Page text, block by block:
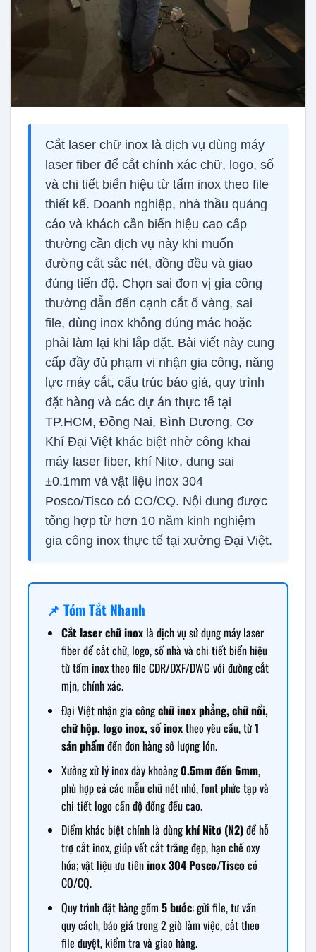
Cắt laser chữ inox là dịch vụ dùng máy
laser fiber để cắt chính xác chữ, logo, số
và chi tiết biển hiệu từ tấm inox theo file
thiết kế. Doanh nghiệp, nhà thầu quảng
cáo và khách cần biển hiệu cao cấp
thường cần dịch vụ này khi muốn
đường cắt sắc nét, đồng đều và giao
đúng tiến độ. Chọn sai đơn vị gia công
thường dẫn đến cạnh cắt ố vàng, sai
file, dùng inox không đúng mác hoặc
phải làm lại khi lắp đặt. Bài viết này cung
cấp đầy đủ phạm vi nhận gia công, năng
lực máy cắt, cấu trúc báo giá, quy trình
đặt hàng và các dự án thực tế tại
TP.HCM, Đồng Nai, Bình Dương. Cơ
Khí Đại Việt khác biệt nhờ công khai
máy laser fiber, khí Nitơ, dung sai
±0.1mm và vật liệu inox 304
Posco/Tisco có CO/CQ. Nội dung được
tổng hợp từ hơn 10 năm kinh nghiệm
gia công inox thực tế tại xưởng Đại Việt.
📌 Tóm Tắt Nhanh
Cắt laser chữ inoxlà dịch vụ sử dụng máy laser
fiber để cắt chữ, logo, số nhà và chi tiết biển hiệu
từ tấm inox theo file CDR/DXF/DWG với đường cắt
mịn, chính xác.
Đại Việt nhận gia côngchữ inox phẳng, chữ nổi,
chữ hộp, logo inox, số inoxtheo yêu cầu, từ1
sản phẩmđến đơn hàng số lượng lớn.
Xưởng xử lý inox dày khoảng0.5mm đến 6mm,
phù hợp cả các mẫu chữ nét nhỏ, font phức tạp và
chi tiết logo cần độ đồng đều cao.
Điểm khác biệt chính là dùngkhí Nitơ (N2)để hỗ
trợ cắt inox, giúp vết cắt trắng đẹp, hạn chế oxy
hóa; vật liệu ưu tiêninox 304 Posco/Tiscocó
CO/CQ.
Quy trình đặt hàng gồm 5 bước: gửi file, tư vấn
quy cách, báo giá trong 2 giờ làm việc, cắt theo
file duyệt, kiểm tra và giao hàng.